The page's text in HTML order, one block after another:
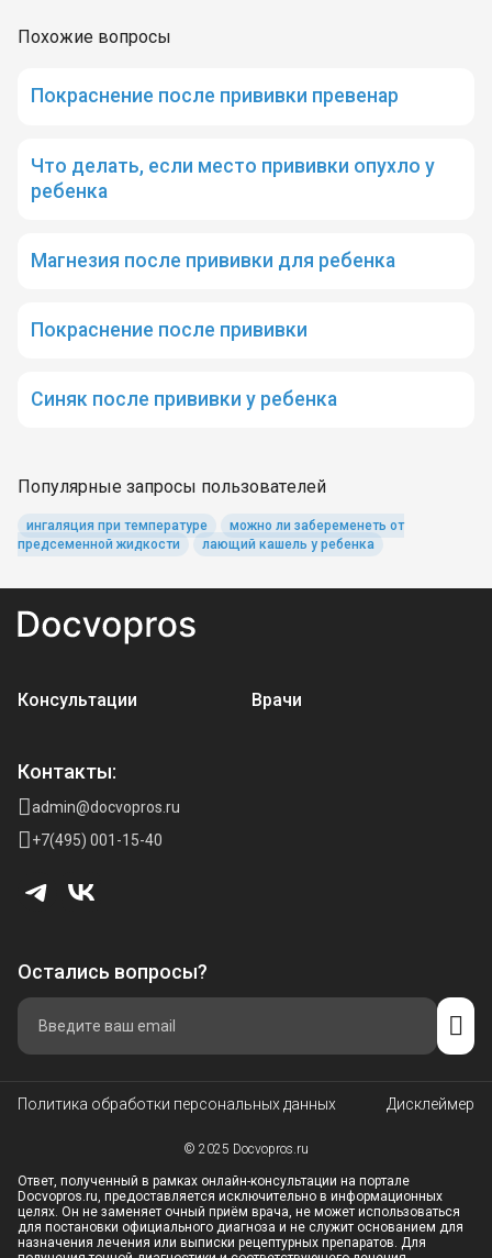
Похожие вопросы
Покраснение после прививки превенар
Что делать, если место прививки опухло у
ребенка
Магнезия после прививки для ребенка
Покраснение после прививки
Синяк после прививки у ребенка
Популярные запросы пользователей
ингаляция при температуре
можно ли забеременеть от
предсеменной жидкости
лающий кашель у ребенка
Консультации Врачи
Контакты:
admin@docvopros.ru
+7(495) 001-15-40
Остались вопросы?
Политика обработки персональных данных Дисклеймер
© 2025 Docvopros.ru
Ответ, полученный в рамках онлайн-консультации на портале
Docvopros.ru, предоставляется исключительно в информационных
целях. Он не заменяет очный приём врача, не может использоваться
для постановки официального диагноза и не служит основанием для
назначения лечения или выписки рецептурных препаратов. Для